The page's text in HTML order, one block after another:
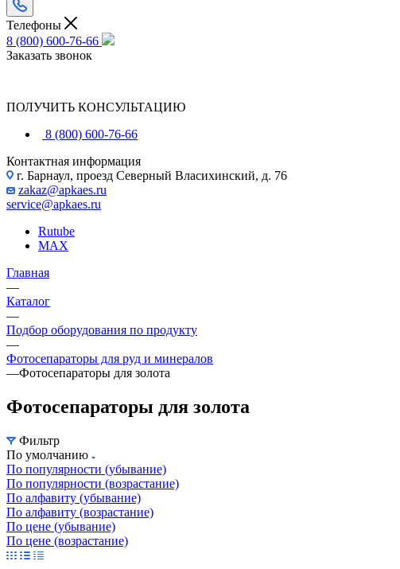
Телефоны
8 (800) 600-76-66
Заказать звонок
ПОЛУЧИТЬ КОНСУЛЬТАЦИЮ
8 (800) 600-76-66
Контактная информация
г. Барнаул, проезд Северный Власихинский, д. 76
zakaz@apkaes.ru
service@apkaes.ru
Rutube
MAX
Главная
—
Каталог
—
Подбор оборудования по продукту
—
Фотосепараторы для руд и минералов
—Фотосепараторы для золота
Фотосепараторы для золота
Фильтр
По умолчанию
По популярности (убывание)
По популярности (возрастание)
По алфавиту (убывание)
По алфавиту (возрастание)
По цене (убывание)
По цене (возрастание)